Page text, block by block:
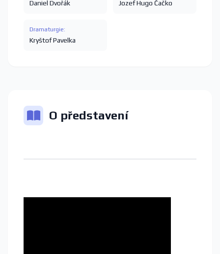
Daniel Dvořák Jozef Hugo Čačko
Dramaturgie:
Kryštof Pavelka
O představení